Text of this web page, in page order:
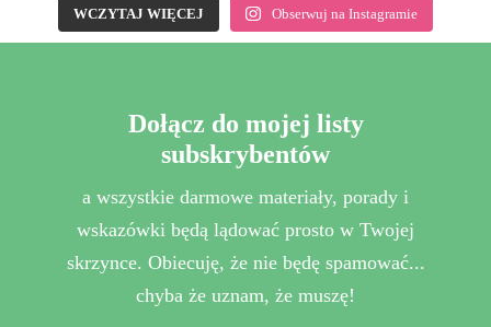
WCZYTAJ WIĘCEJ Obserwuj na Instagramie
Dołącz do mojej listy
subskrybentów
a wszystkie darmowe materiały, porady i
wskazówki będą lądować prosto w Twojej
skrzynce. Obiecuję, że nie będę spamować...
chyba że uznam, że muszę!